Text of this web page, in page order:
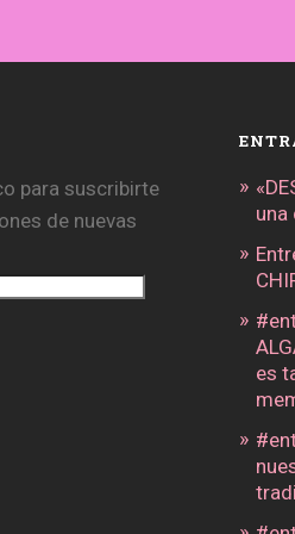
para suscribirte
de nuevas
una
es